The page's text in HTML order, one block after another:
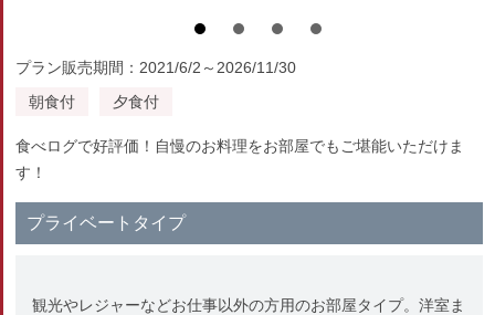
プラン販売期間：2021/6/2～2026/11/30
朝食付
夕食付
食べログで好評価！自慢のお料理をお部屋でもご堪能いただけま
す！
プライベートタイプ
観光やレジャーなどお仕事以外の方用のお部屋タイプ。洋室ま